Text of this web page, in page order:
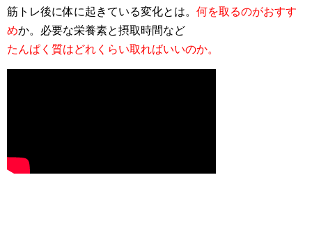
筋トレ後に体に起きている変化とは。 何を取るのがおすす
めか。必要な栄養素と摂取時間など
たんぱく質はどれくらい取ればいいのか。